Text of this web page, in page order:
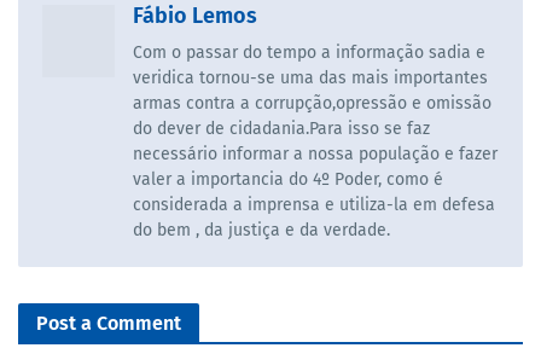
Fábio Lemos
Com o passar do tempo a informação sadia e
veridica tornou-se uma das mais importantes
armas contra a corrupção,opressão e omissão
do dever de cidadania.Para isso se faz
necessário informar a nossa população e fazer
valer a importancia do 4º Poder, como é
considerada a imprensa e utiliza-la em defesa
do bem , da justiça e da verdade.
Post a Comment